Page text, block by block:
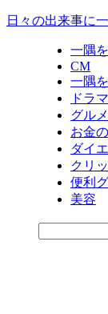
日々の出来事に
一隅
CM
一隅
ドラ
グルメ
お金
ダイ
クリ
便利
美容